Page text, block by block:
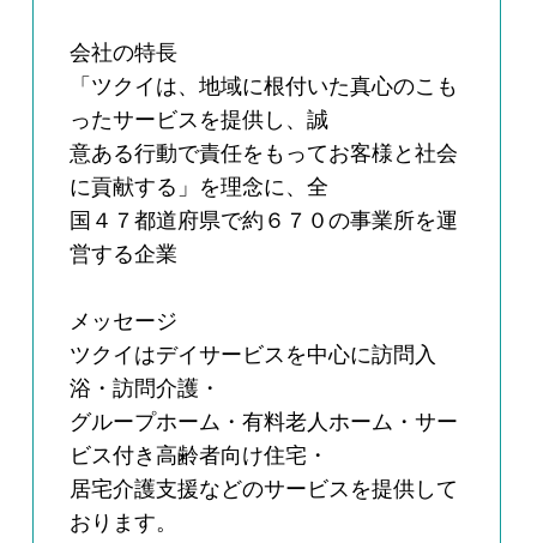
会社の特長
「ツクイは、地域に根付いた真心のこも
ったサービスを提供し、誠
意ある行動で責任をもってお客様と社会
に貢献する」を理念に、全
国４７都道府県で約６７０の事業所を運
営する企業
メッセージ
ツクイはデイサービスを中心に訪問入
浴・訪問介護・
グループホーム・有料老人ホーム・サー
ビス付き高齢者向け住宅・
居宅介護支援などのサービスを提供して
おります。